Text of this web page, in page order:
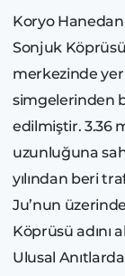
Koryo
Sonjuk
merkezinde
simgelerinden
edilmiştir. 3.36
uzunluğuna
yılından beri
Ju’nun
Köprüsü adını
Ulusal